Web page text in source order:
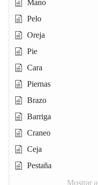
Mano
Pelo
Oreja
Pie
Cara
Piernas
Brazo
Barriga
Craneo
Ceja
Pestaña
Mostrar